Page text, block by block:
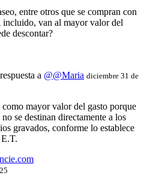
entre otros que se compran con
van al mayor valor del
descontar?
a @@Maria diciembre 31 de
mayor valor del gasto porque
se destinan directamente a los
gravados, conforme lo establece